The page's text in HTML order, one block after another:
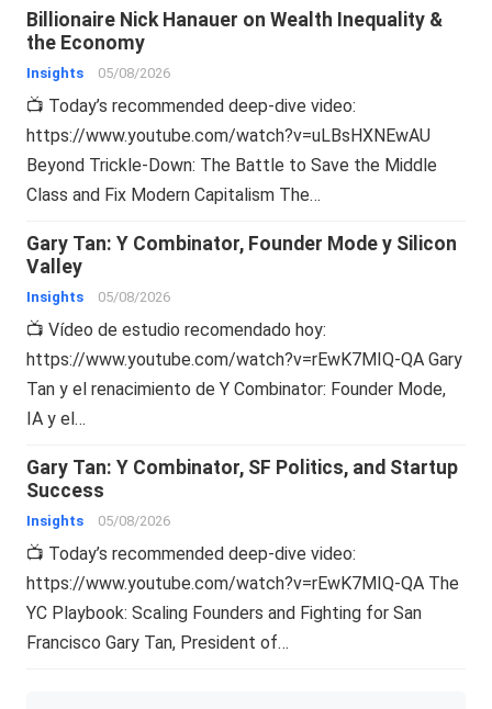
Billionaire Nick Hanauer on Wealth Inequality &
the Economy
Insights 05/08/2026
📺 Today’s recommended deep-dive video:
https://www.youtube.com/watch?v=uLBsHXNEwAU
Beyond Trickle-Down: The Battle to Save the Middle
Class and Fix Modern Capitalism The…
Gary Tan: Y Combinator, Founder Mode y Silicon
Valley
Insights 05/08/2026
📺 Vídeo de estudio recomendado hoy:
https://www.youtube.com/watch?v=rEwK7MIQ-QA Gary
Tan y el renacimiento de Y Combinator: Founder Mode,
IA y el…
Gary Tan: Y Combinator, SF Politics, and Startup
Success
Insights 05/08/2026
📺 Today’s recommended deep-dive video:
https://www.youtube.com/watch?v=rEwK7MIQ-QA The
YC Playbook: Scaling Founders and Fighting for San
Francisco Gary Tan, President of…